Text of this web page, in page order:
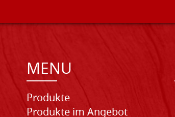
MENU
Produkte
Produkte im Angebot